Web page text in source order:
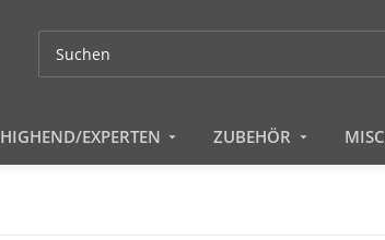
HIGHEND/EXPERTEN ZUBEHÖR